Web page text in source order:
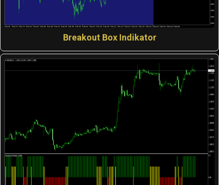
Breakout Box Indikator